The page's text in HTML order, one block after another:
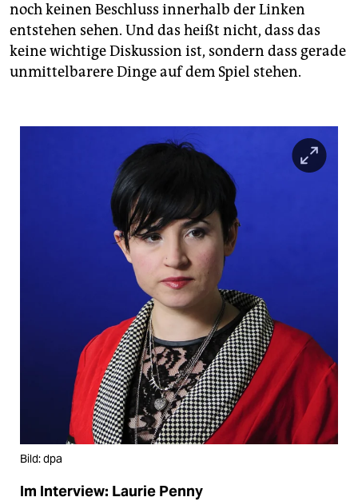
noch keinen Beschluss innerhalb der Linken
entstehen sehen. Und das heißt nicht, dass das
keine wichtige Diskussion ist, sondern dass gerade
unmittelbarere Dinge auf dem Spiel stehen.
Bild: dpa
Im Interview: Laurie Penny